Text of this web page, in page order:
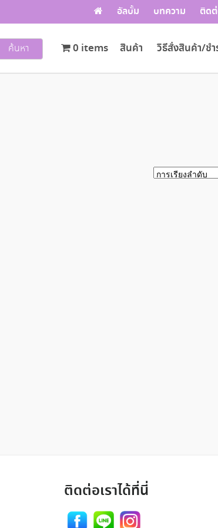
อัลบั้ม บทความ ติดต่
ค้นหา สินค้า วิธีสั่งสินค้า/ชำ
0 items
ติดต่อเราได้ที่นี่